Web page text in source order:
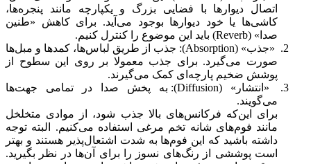
اتصال دیوارها با فضایی بزرگ و یکپارچه مانند پنجره‌ها،
کاشی‌ها یا خود دیوارها بوجود می‌آید. برای کاهش «طنین
صدا»‌ (Reverb) باید این موضوع را کنترل کنیم.
«جذب» (Absorption): جذب از طریق لباس‌ها، کمدها و مبل‌ها
صورت می‌گیرد. برای جذب معمولا بر روی این سطوح از
پوشش ضخیم پارچه‌ای کمک می‌گیرند.
«انتشار» (Diffusion): به پخش صدا در تمامی جهت‌ها
می‌گویند.
برای این‌که فرکانس‌های بالا جذب شود، از موادی متخلخل
مانند فوم‌های شانه تخم مرغی استفاده می‌کنیم. البته توجه
داشته باشید که این فوم‌ها به شدت اشتعال‌پذیر هستند و بهتر
است پوششی از رنگ‌های نسوز را برای آن‌ها در نظر بگیرید.